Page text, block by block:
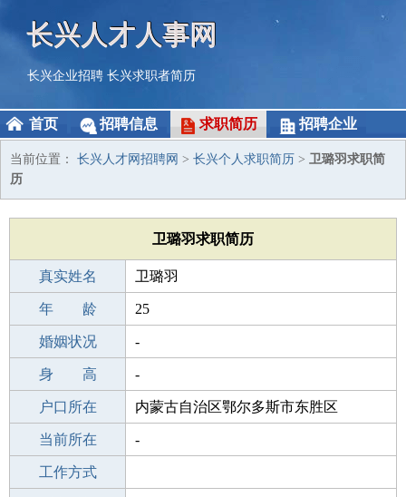
长兴人才人事网
长兴企业招聘 长兴求职者简历
首页 招聘信息 求职简历 招聘企业
当前位置： 长兴人才网招聘网 > 长兴个人求职简历 > 卫璐羽求职简
历
卫璐羽求职简历
真实姓名 卫璐羽
性 别 女
年 龄 25
出生年月 2001-06-04
婚姻状况 -
学 历 高中
身 高 -
毕业学校 株洲龙头铺镇中学
户口所在 内蒙古自治区鄂尔多斯市东胜区
所学专业 -
当前所在 -
工作经验
工作方式